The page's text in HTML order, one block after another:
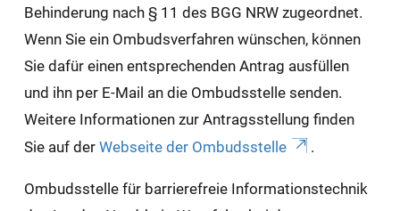
Behinderung nach § 11 des BGG NRW zugeordnet.
Wenn Sie ein Ombudsverfahren wünschen, können
Sie dafür einen entsprechenden Antrag ausfüllen
und ihn per E-Mail an die Ombudsstelle senden.
Weitere Informationen zur Antragsstellung finden
Sie auf der Webseite der Ombudsstelle .
Ombudsstelle für barrierefreie Informationstechnik